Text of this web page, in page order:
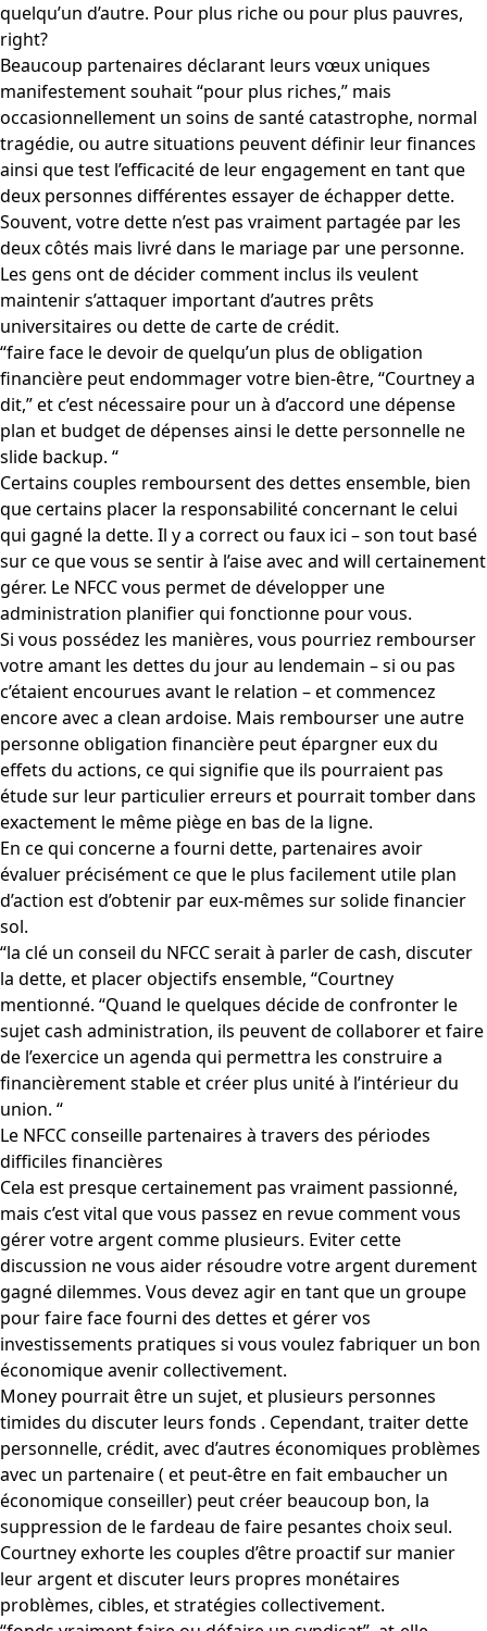
quelqu’un d’autre. Pour plus riche ou pour plus pauvres,
right?
Beaucoup partenaires déclarant leurs vœux uniques
manifestement souhait “pour plus riches,” mais
occasionnellement un soins de santé catastrophe, normal
tragédie, ou autre situations peuvent définir leur finances
ainsi que test l’efficacité de leur engagement en tant que
deux personnes différentes essayer de échapper dette.
Souvent, votre dette n’est pas vraiment partagée par les
deux côtés mais livré dans le mariage par une personne.
Les gens ont de décider comment inclus ils veulent
maintenir s’attaquer important d’autres prêts
universitaires ou dette de carte de crédit.
“faire face le devoir de quelqu’un plus de obligation
financière peut endommager votre bien-être, “Courtney a
dit,” et c’est nécessaire pour un à d’accord une dépense
plan et budget de dépenses ainsi le dette personnelle ne
slide backup. “
Certains couples remboursent des dettes ensemble, bien
que certains placer la responsabilité concernant le celui
qui gagné la dette. Il y a correct ou faux ici – son tout basé
sur ce que vous se sentir à l’aise avec and will certainement
gérer. Le NFCC vous permet de développer une
administration planifier qui fonctionne pour vous.
Si vous possédez les manières, vous pourriez rembourser
votre amant les dettes du jour au lendemain – si ou pas
c’étaient encourues avant le relation – et commencez
encore avec a clean ardoise. Mais rembourser une autre
personne obligation financière peut épargner eux du
effets du actions, ce qui signifie que ils pourraient pas
étude sur leur particulier erreurs et pourrait tomber dans
exactement le même piège en bas de la ligne.
En ce qui concerne a fourni dette, partenaires avoir
évaluer précisément ce que le plus facilement utile plan
d’action est d’obtenir par eux-mêmes sur solide financier
sol.
“la clé un conseil du NFCC serait à parler de cash, discuter
la dette, et placer objectifs ensemble, “Courtney
mentionné. “Quand le quelques décide de confronter le
sujet cash administration, ils peuvent de collaborer et faire
de l’exercice un agenda qui permettra les construire a
financièrement stable et créer plus unité à l’intérieur du
union. “
Le NFCC conseille partenaires à travers des périodes
difficiles financières
Cela est presque certainement pas vraiment passionné,
mais c’est vital que vous passez en revue comment vous
gérer votre argent comme plusieurs. Eviter cette
discussion ne vous aider résoudre votre argent durement
gagné dilemmes. Vous devez agir en tant que un groupe
pour faire face fourni des dettes et gérer vos
investissements pratiques si vous voulez fabriquer un bon
économique avenir collectivement.
Money pourrait être un sujet, et plusieurs personnes
timides du discuter leurs fonds . Cependant, traiter dette
personnelle, crédit, avec d’autres économiques problèmes
avec un partenaire ( et peut-être en fait embaucher un
économique conseiller) peut créer beaucoup bon, la
suppression de le fardeau de faire pesantes choix seul.
Courtney exhorte les couples d’être proactif sur manier
leur argent et discuter leurs propres monétaires
problèmes, cibles, et stratégies collectivement.